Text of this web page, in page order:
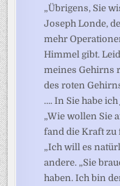
„Übrigens, Sie
Joseph Londe,
mehr
Himmel gibt.
meines Gehirns
des roten
…. In Sie habe
„Wie wollen Sie
fand die Kraft zu
„Ich will es
andere. „Sie
haben. Ich bin